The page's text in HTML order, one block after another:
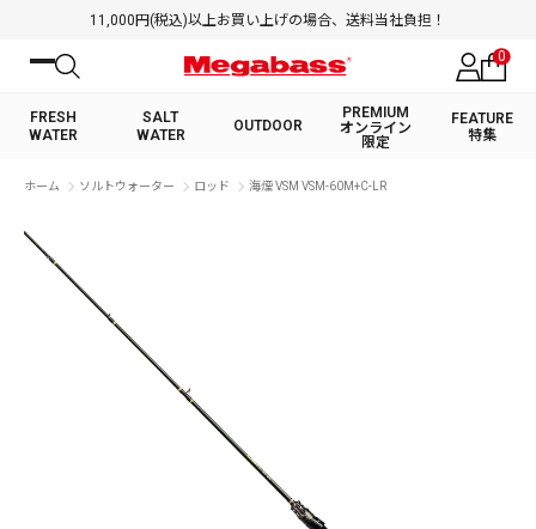
11,000円(税込)以上お買い上げの場合、送料当社負担！
0
FRESH
WATER
SALT
WATER
OUTDOOR
PREMIUM
オンライン
限定
FEATURE
特集
絞り込み検索
キーワード
PREMIUM オンライン限定
ホーム ソルトウォーター ロッド 海煙 VSM VSM-60M+C-LR